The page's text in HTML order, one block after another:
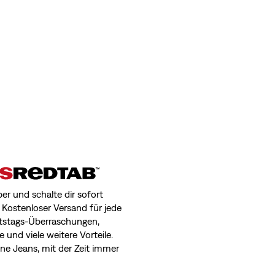
und schalte dir sofort
Versand für jede
Überraschungen,
und viele weitere Vorteile.
Jeans, mit der Zeit immer